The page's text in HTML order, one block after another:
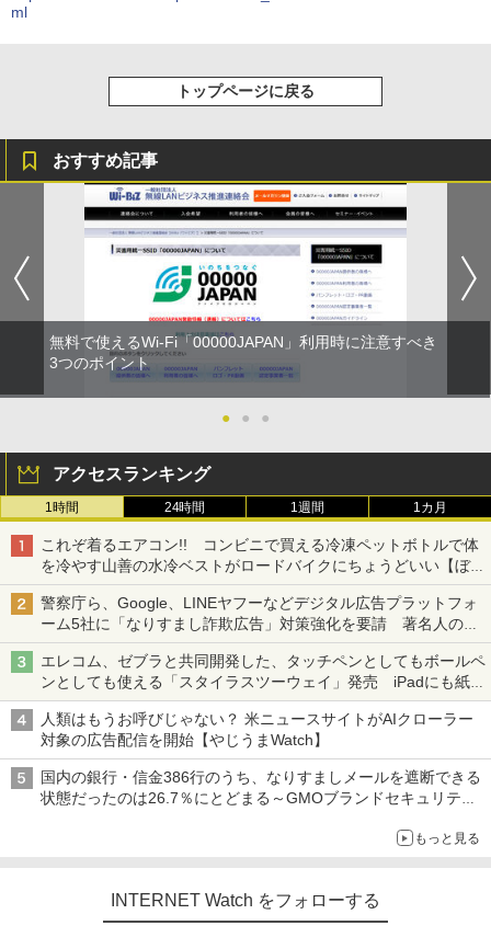
ml
トップページに戻る
おすすめ記事
無料で使えるWi-Fi「00000JAPAN」利用時に注意すべき
3つのポイント
● ● ●
アクセスランキング
1時間 24時間 1週間 1カ月
これぞ着るエアコン!! コンビニで買える冷凍ペットボトルで体
を冷やす山善の水冷ベストがロードバイクにちょうどいい【ぼっ
ち・ざ・ろーど！その14】【空いた時間でなにしてる？】
警察庁ら、Google、LINEヤフーなどデジタル広告プラットフォ
ーム5社に「なりすまし詐欺広告」対策強化を要請 著名人の写
真や映像を使った投資詐欺などへの対策として
エレコム、ゼブラと共同開発した、タッチペンとしてもボールペ
ンとしても使える「スタイラスツーウェイ」発売 iPadにも紙に
も、持ち替えずに書き込める
人類はもうお呼びじゃない？ 米ニュースサイトがAIクローラー
対象の広告配信を開始【やじうまWatch】
国内の銀行・信金386行のうち、なりすましメールを遮断できる
状態だったのは26.7％にとどまる～GMOブランドセキュリティ
もっと見る
INTERNET Watch をフォローする